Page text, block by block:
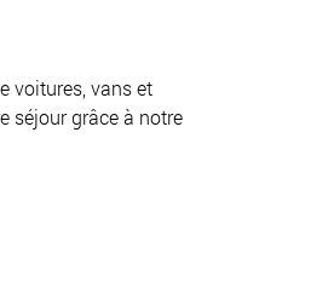
voitures, vans et
séjour grâce à notre